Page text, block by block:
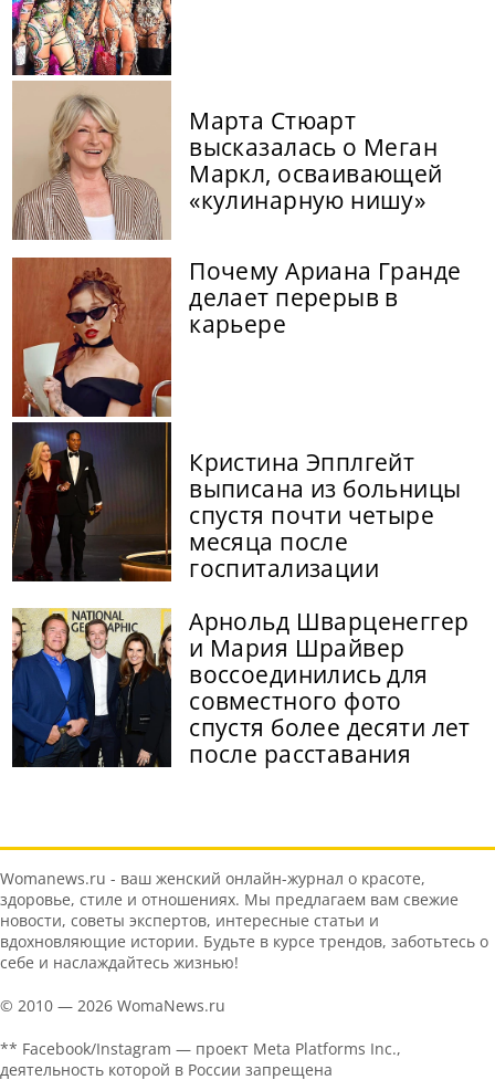
Марта Стюарт
высказалась о Меган
Маркл, осваивающей
«кулинарную нишу»
Почему Ариана Гранде
делает перерыв в
карьере
Кристина Эпплгейт
выписана из больницы
спустя почти четыре
месяца после
госпитализации
Арнольд Шварценеггер
и Мария Шрайвер
воссоединились для
совместного фото
спустя более десяти лет
после расставания
Womanews.ru - ваш женский онлайн-журнал о красоте,
здоровье, стиле и отношениях. Мы предлагаем вам свежие
новости, советы экспертов, интересные статьи и
вдохновляющие истории. Будьте в курсе трендов, заботьтесь о
себе и наслаждайтесь жизнью!
© 2010 — 2026 WomaNews.ru
** Facebook/Instagram — проект Meta Platforms Inc.,
деятельность которой в России запрещена